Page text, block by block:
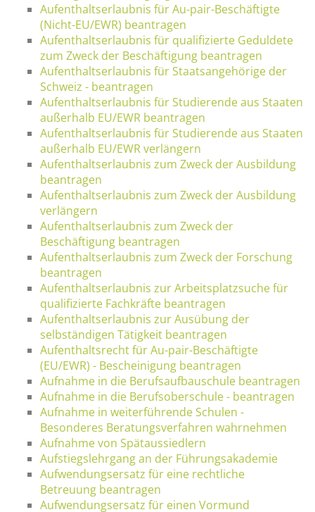
Aufenthaltserlaubnis für Au-pair-Beschäftigte
(Nicht-EU/EWR) beantragen
Aufenthaltserlaubnis für qualifizierte Geduldete
zum Zweck der Beschäftigung beantragen
Aufenthaltserlaubnis für Staatsangehörige der
Schweiz - beantragen
Aufenthaltserlaubnis für Studierende aus Staaten
außerhalb EU/EWR beantragen
Aufenthaltserlaubnis für Studierende aus Staaten
außerhalb EU/EWR verlängern
Aufenthaltserlaubnis zum Zweck der Ausbildung
beantragen
Aufenthaltserlaubnis zum Zweck der Ausbildung
verlängern
Aufenthaltserlaubnis zum Zweck der
Beschäftigung beantragen
Aufenthaltserlaubnis zum Zweck der Forschung
beantragen
Aufenthaltserlaubnis zur Arbeitsplatzsuche für
qualifizierte Fachkräfte beantragen
Aufenthaltserlaubnis zur Ausübung der
selbständigen Tätigkeit beantragen
Aufenthaltsrecht für Au-pair-Beschäftigte
(EU/EWR) - Bescheinigung beantragen
Aufnahme in die Berufsaufbauschule beantragen
Aufnahme in die Berufsoberschule - beantragen
Aufnahme in weiterführende Schulen -
Besonderes Beratungsverfahren wahrnehmen
Aufnahme von Spätaussiedlern
Aufstiegslehrgang an der Führungsakademie
Aufwendungsersatz für eine rechtliche
Betreuung beantragen
Aufwendungsersatz für einen Vormund